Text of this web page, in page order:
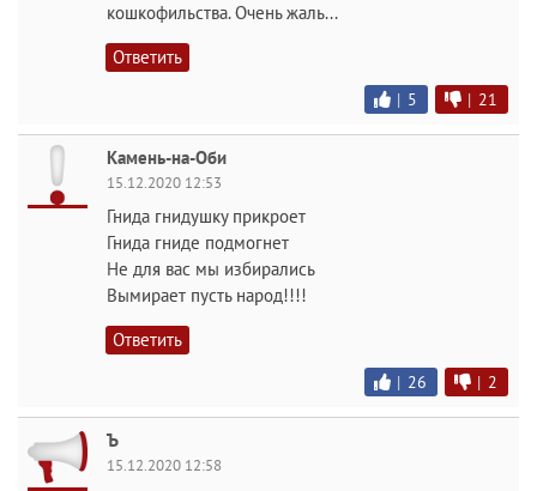
кошкофильства. Очень жаль...
Ответить
| 5 | 21
Камень-на-Оби
15.12.2020 12:53
Гнида гнидушку прикроет
Гнида гниде подмогнет
Не для вас мы избирались
Вымирает пусть народ!!!!
Ответить
| 26 | 2
Ъ
15.12.2020 12:58